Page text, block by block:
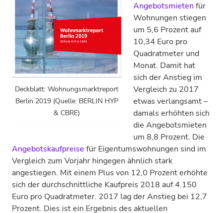
Deckblatt: Wohnungsmarktreport
Berlin 2019 (Quelle: BERLIN HYP
& CBRE)
Angebotsmieten für
Wohnungen stiegen
um 5,6 Prozent auf
10,34 Euro pro
Quadratmeter und
Monat. Damit hat
sich der Anstieg im
Vergleich zu 2017
etwas verlangsamt –
damals erhöhten sich
die Angebotsmieten
um 8,8 Prozent. Die
Angebotskaufpreise für Eigentumswohnungen sind im
Vergleich zum Vorjahr hingegen ähnlich stark
angestiegen. Mit einem Plus von 12,0 Prozent erhöhte
sich der durchschnittliche Kaufpreis 2018 auf 4.150
Euro pro Quadratmeter. 2017 lag der Anstieg bei 12,7
Prozent. Dies ist ein Ergebnis des aktuellen